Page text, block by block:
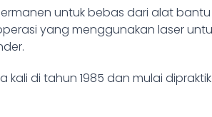
untuk bebas dari alat bantu
yang menggunakan laser
di tahun 1985 dan mulai